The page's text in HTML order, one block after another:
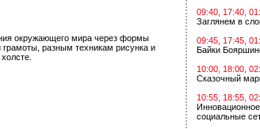
окружающего мира через формы
разным техникам рисунка и
09:40, 17:40,
Заглянем в
09:45, 17:45,
Байки
10:00, 18:00,
Сказочный
10:55, 18:55,
социальные